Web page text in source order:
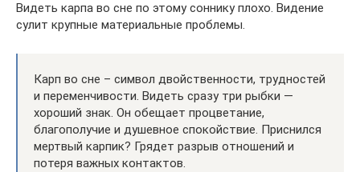
Видеть карпа во сне по этому соннику плохо. Видение
сулит крупные материальные проблемы.
Карп во сне – символ двойственности, трудностей
и переменчивости. Видеть сразу три рыбки —
хороший знак. Он обещает процветание,
благополучие и душевное спокойствие. Приснился
мертвый карпик? Грядет разрыв отношений и
потеря важных контактов.